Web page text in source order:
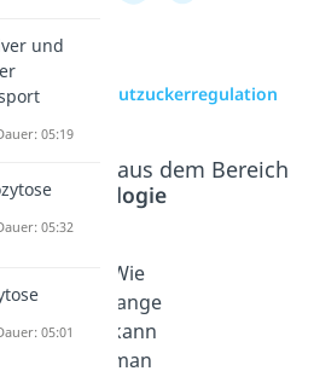
Videoseite: Blutzuckerregulation
Inhalte aus dem Bereich
Cytologie
lange
kann
Wie
lange
kann
man
und
05:19
05:32
05:01